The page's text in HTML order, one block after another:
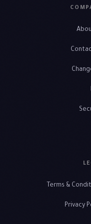
Terms &
Privacy